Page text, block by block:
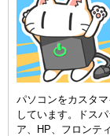
パソコンをカスタ
しています。ドス
ア、HP、フロンテ